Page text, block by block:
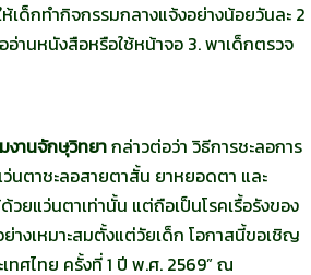
ด็กทำกิจกรรมกลางแจ้งอย่างน้อยวันละ 2
านหนังสือหรือใช้หน้าจอ 3. พาเด็กตรวจ
านจักษุวิทยากล่าวต่อว่า วิธีการชะลอการ
ตาชะลอสายตาสั้น ยาหยอดตา และ
ยแว่นตาเท่านั้น แต่ถือเป็นโรคเรื้อรังของ
างเหมาะสมตั้งแต่วัยเด็ก โอกาสนี้ขอเชิญ
ศไทย ครั้งที่ 1 ปี พ.ศ. 2569” ณ